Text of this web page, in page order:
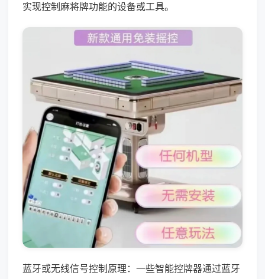
实现控制麻将牌功能的设备或工具。
蓝牙或无线信号控制原理：一些智能控牌器通过蓝牙